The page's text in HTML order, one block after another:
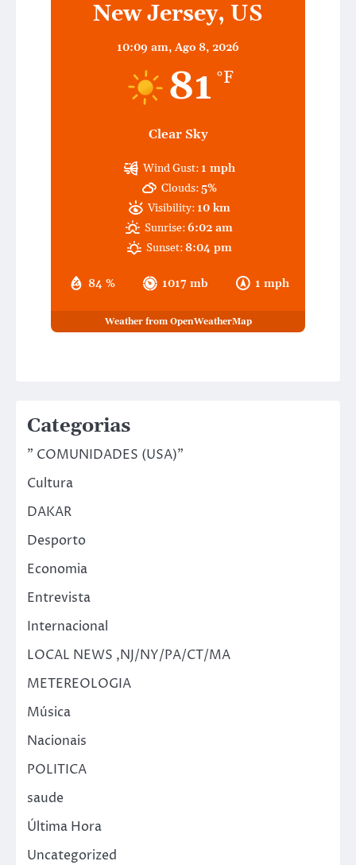
New Jersey, US
10:09 am, Ago 8, 2026
81 °F
Clear Sky
84 % 1017 mb 1 mph
Wind Gust: 1 mph
Clouds:5%
Visibility: 10 km
Sunrise:6:02 am
Sunset:8:04 pm
Weather from OpenWeatherMap
Categorias
" COMUNIDADES (USA)"
Cultura
DAKAR
Desporto
Economia
Entrevista
Internacional
LOCAL NEWS ,NJ/NY/PA/CT/MA
METEREOLOGIA
Música
Nacionais
POLITICA
saude
Última Hora
Uncategorized